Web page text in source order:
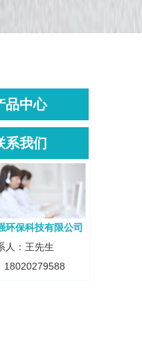
品中心
系我们
环保科技有限公司
人：王先生
18020279588